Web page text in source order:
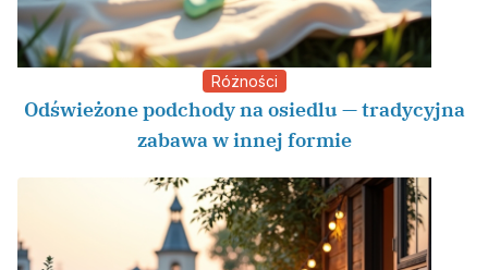
Różności
Odświeżone podchody na osiedlu — tradycyjna
zabawa w innej formie